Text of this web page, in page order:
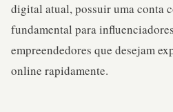
digital atual, possuir uma conta
fundamental para
empreendedores que desejam
online rapidamente.